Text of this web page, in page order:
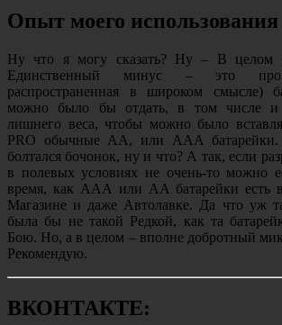
Опыт моего использования
Ну что я могу сказать? Ну – В целом
Единственный минус – это
распространенная в широком смысле)
можно было бы отдать, в том числе и
лишнего веса, чтобы можно было
PRO обычные АА, или ААА
болтался бочонок, ну и что? А так, если
в полевых условиях не очень-то можно
время, как ААА или АА батарейки есть
Магазине и даже Автолавке. Да что уж
была бы не такой Редкой, как та
Бою. Но, а в целом – вполне добротный
Рекомендую.
ВКОНТАКТЕ: